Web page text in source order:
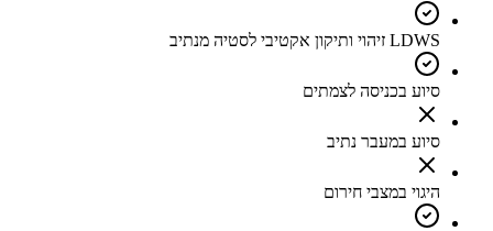
LDWS זיהוי ותיקון אקטיבי לסטיה מנתיב
סיוע בכניסה לצמתים
סיוע במעבר נתיב
היגוי במצבי חירום